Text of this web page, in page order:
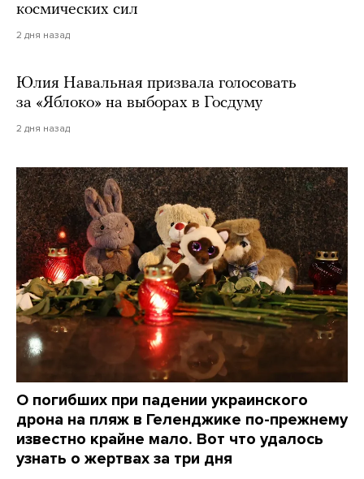
космических сил
2 дня назад
Юлия Навальная призвала голосовать
за «Яблоко» на выборах в Госдуму
2 дня назад
О погибших при падении украинского
дрона на пляж в Геленджике по-прежнему
известно крайне мало. Вот что удалось
узнать о жертвах за три дня